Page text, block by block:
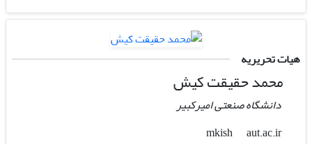
هیات تحریریه
محمد حقیقت کیش
دانشگاه صنعتی امیرکبیر
mkish
aut.ac.ir